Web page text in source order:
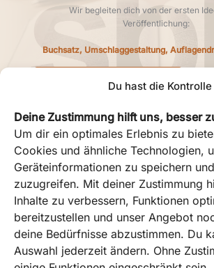
Du hast die Kontrolle
Deine Zustimmung hilft uns, besser
Um dir ein optimales Erlebnis zu
Cookies und ähnliche Technologien,
Geräteinformationen zu speichern
zuzugreifen. Mit deiner Zustimmung
Inhalte zu verbessern, Funktionen
bereitzustellen und unser Angebot
deine Bedürfnisse abzustimmen. Du
Auswahl jederzeit ändern. Ohne
Wir begleiten dich von der ersten
Veröffentlichung:
Buchsatz, Umschlaggestaltung,
LEISTUNGSÜBERSICHT
1Entsprechend unserer Fair-Use-Policy ist die
Volumens sowie der Basis Rechtschreib-Korrektur
10 Millionen Zeichen pro User und Monat
Abrechnungsperiode) begrenzt. Beide Volumen
abgerechnet. Größere Volumen können als
werden.
² KI-Funktionen sind alle Arten von automatischen
Lektoratskommentare und die automatische